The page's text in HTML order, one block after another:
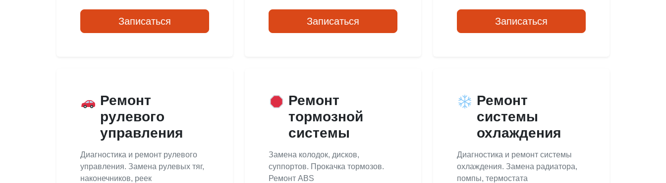
Записаться Записаться Записаться
Ремонт
рулевого
управления
Диагностика и ремонт рулевого
управления. Замена рулевых тяг,
наконечников, реек
Ремонт
тормозной
системы
Замена колодок, дисков,
суппортов. Прокачка тормозов.
Ремонт ABS
Ремонт
системы
охлаждения
Диагностика и ремонт системы
охлаждения. Замена радиатора,
помпы, термостата